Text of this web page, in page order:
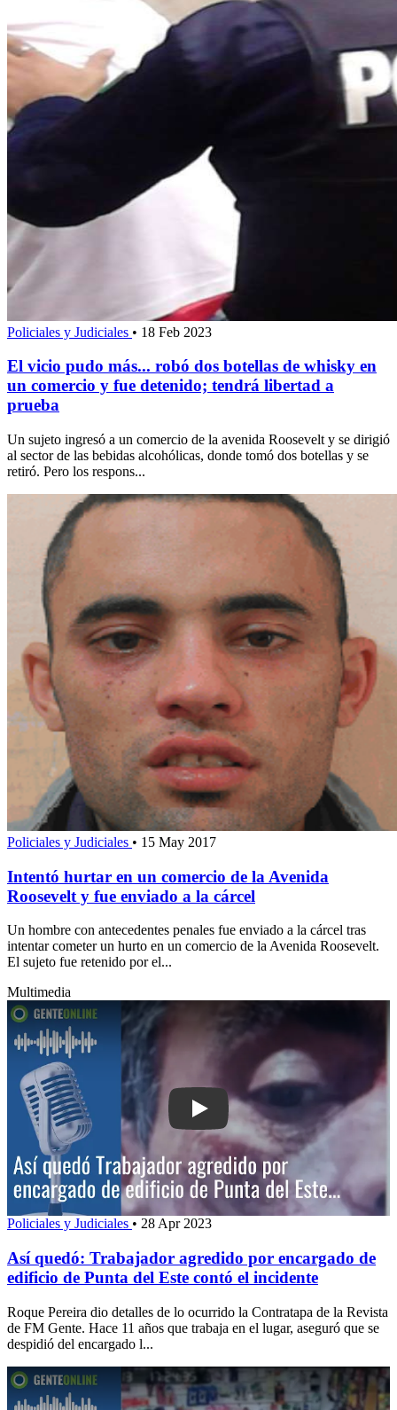
Policiales y Judiciales • 18 Feb 2023
El vicio pudo más... robó dos botellas de whisky en
un comercio y fue detenido; tendrá libertad a
prueba
Un sujeto ingresó a un comercio de la avenida Roosevelt y se dirigió
al sector de las bebidas alcohólicas, donde tomó dos botellas y se
retiró. Pero los respons...
Policiales y Judiciales • 15 May 2017
Intentó hurtar en un comercio de la Avenida
Roosevelt y fue enviado a la cárcel
Un hombre con antecedentes penales fue enviado a la cárcel tras
intentar cometer un hurto en un comercio de la Avenida Roosevelt.
El sujeto fue retenido por el...
Multimedia
Play: Así quedó: Trabajador agredido
Policiales y Judiciales • 28 Apr 2023
Así quedó: Trabajador agredido por encargado de
edificio de Punta del Este contó el incidente
Roque Pereira dio detalles de lo ocurrido la Contratapa de la Revista
de FM Gente. Hace 11 años que trabaja en el lugar, aseguró que se
despidió del encargado l...